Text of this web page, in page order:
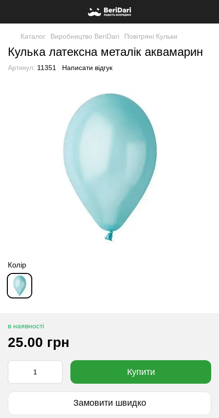
Каталог Виробництво BeriDari Повітряні Кульки
Кулька латексна металік аквамарин
Артикул: 11351 Написати відгук
Колір
в наявності
25.00 грн
Купити
Замовити швидко